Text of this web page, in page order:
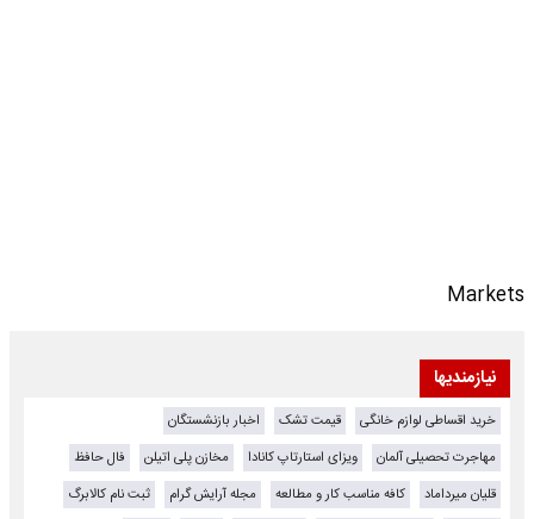
Markets
نیازمندیها
خرید اقساطی لوازم خانگی قیمت تشک
اخبار بازنشستگان
مهاجرت تحصیلی آلمان
ویزای استارتاپ کانادا مخازن پلی اتیلن
فال حافظ
قلیان میرداماد
کافه مناسب کار و مطالعه مجله آرایش گرام
ثبت نام کالابرگ